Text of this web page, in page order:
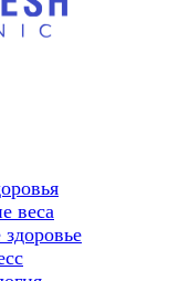
веса